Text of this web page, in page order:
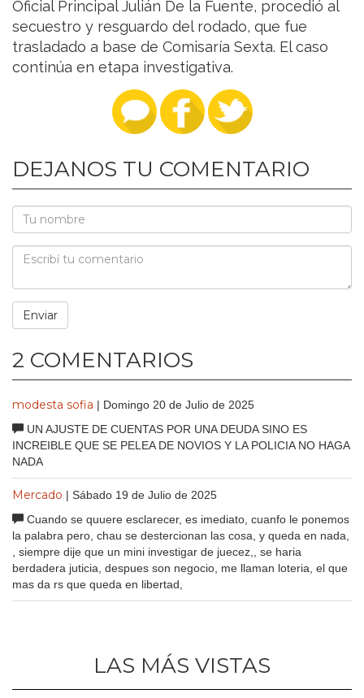
Oficial Principal Julián De la Fuente, procedió al
secuestro y resguardo del rodado, que fue
trasladado a base de Comisaría Sexta. El caso
continúa en etapa investigativa.
DEJANOS TU COMENTARIO
2 COMENTARIOS
modesta sofia | Domingo 20 de Julio de 2025
UN AJUSTE DE CUENTAS POR UNA DEUDA SINO ES
INCREIBLE QUE SE PELEA DE NOVIOS Y LA POLICIA NO HAGA
NADA
Mercado | Sábado 19 de Julio de 2025
Cuando se quuere esclarecer, es imediato, cuanfo le ponemos
la palabra pero, chau se destercionan las cosa, y queda en nada,
, siempre dije que un mini investigar de juecez,, se haria
berdadera juticia, despues son negocio, me llaman loteria, el que
mas da rs que queda en libertad,
LAS MÁS VISTAS